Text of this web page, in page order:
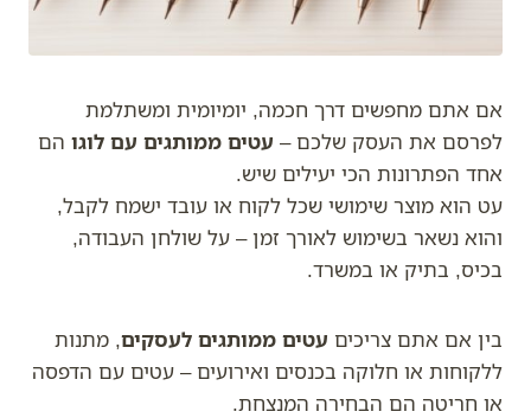
אם אתם מחפשים דרך חכמה, יומיומית ומשתלמת
לפרסם את העסק שלכם – עטים ממותגים עם לוגו הם
אחד הפתרונות הכי יעילים שיש.
עט הוא מוצר שימושי שכל לקוח או עובד ישמח לקבל,
והוא נשאר בשימוש לאורך זמן – על שולחן העבודה,
בכיס, בתיק או במשרד.
בין אם אתם צריכים עטים ממותגים לעסקים, מתנות
ללקוחות או חלוקה בכנסים ואירועים – עטים עם הדפסה
או חריטה הם הבחירה המנצחת.